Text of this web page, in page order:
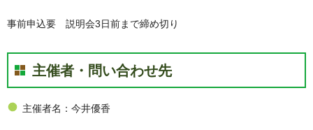
事前申込要 説明会3日前まで締め切り
主催者・問い合わせ先
主催者名：今井優香